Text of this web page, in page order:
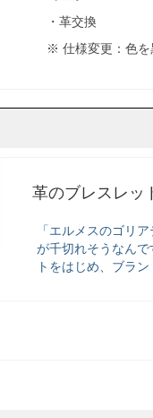
・革交換
※ 仕様変更：色を
革のブレスレッ
「エルメスのゴリ
が千切れそうなん
トをはじめ、ブラン